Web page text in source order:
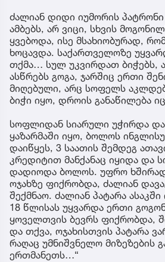
ძალიან დიდი იუმორის
ამბებს, არ ვიცი, სხვის
ყვებოდა, ისე მსახიობურად,
ხოცავდა. საქართველოზე
თქმა… სულ უკვირდათ ბიჭებს,
ასწრებს გოგა, ჯარშიც ერთი
მიღებული, არც სოფელს
ბიჭი იყო, დროის განაწილება
სოფლიდან სიარული უჭირდა და
ყაზარმაში იყო, ბოლოს
დაიწყეს, 3 საათის შემდეგ
კრედიტით მანქანაც იყიდა და
დადიოდა ბოლოს. უფრო ხშირად
ოჯახზე ფიქრობდა, ძალიან
შექმნაო. ძალიან პატარა
18 წლისას უყვარდა ერთი
ყოველთვის ბევრს ფიქრობდა,
და თქვა, ოჯახისთვის პატარა
რაღაც უმნიშვნელო მიზეზების
ერთმანეთს…“